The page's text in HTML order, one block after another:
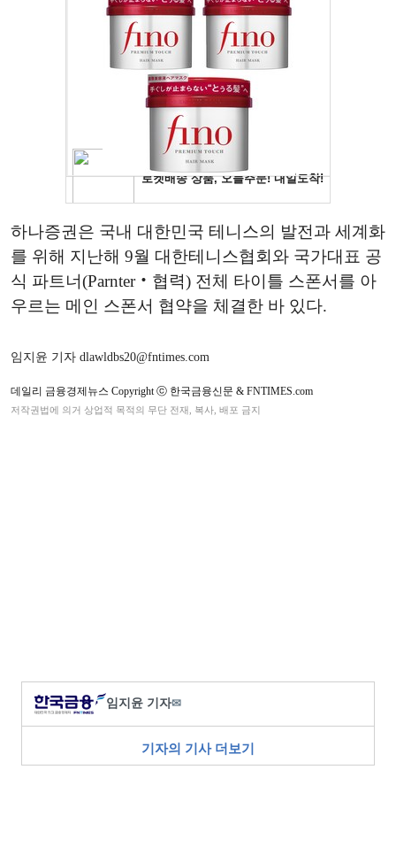
하나증권은 국내 대한민국 테니스의 발전과 세계화
를 위해 지난해 9월 대한테니스협회와 국가대표 공
식 파트너(Parnter‧협력) 전체 타이틀 스폰서를 아
우르는 메인 스폰서 협약을 체결한 바 있다.
임지윤 기자 dlawldbs20@fntimes.com
데일리 금융경제뉴스 Copyright ⓒ 한국금융신문 & FNTIMES.com
저작권법에 의거 상업적 목적의 무단 전재, 복사, 배포 금지
임지윤 기자✉
기자의 기사 더보기